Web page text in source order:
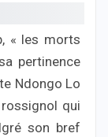
« les morts
pertinence
Ndongo Lo
qui
son bref